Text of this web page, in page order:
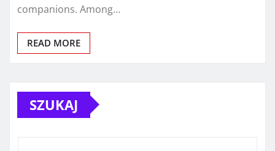
companions. Among…
READ MORE
SZUKAJ